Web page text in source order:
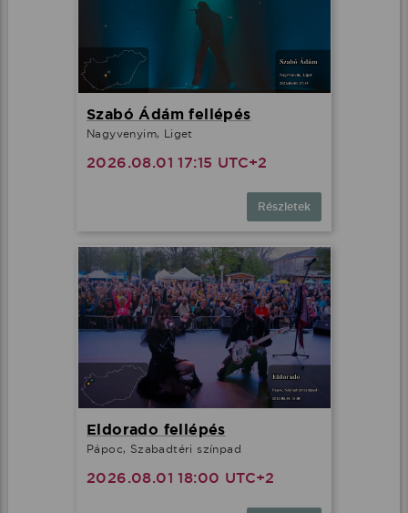
Szabó Ádám fellépés
Nagyvenyim, Liget
2026.08.01 17:15 UTC+2
Részletek
Eldorado fellépés
Pápoc, Szabadtéri színpad
2026.08.01 18:00 UTC+2